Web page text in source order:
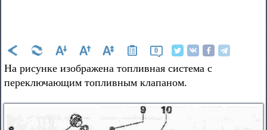
0
На рисунке изображена топливная система с
переключающим топливным клапаном.